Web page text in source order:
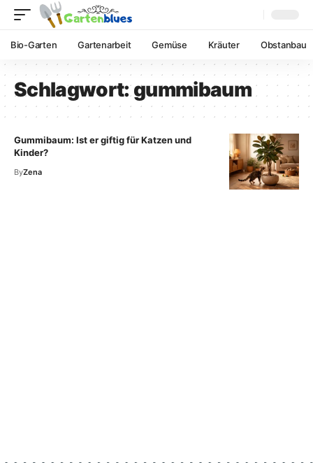
Bio-Garten Gartenarbeit Gemüse Kräuter Obstanbau
Schlagwort:gummibaum
Gummibaum: Ist er giftig für Katzen und
Kinder?
ByZena